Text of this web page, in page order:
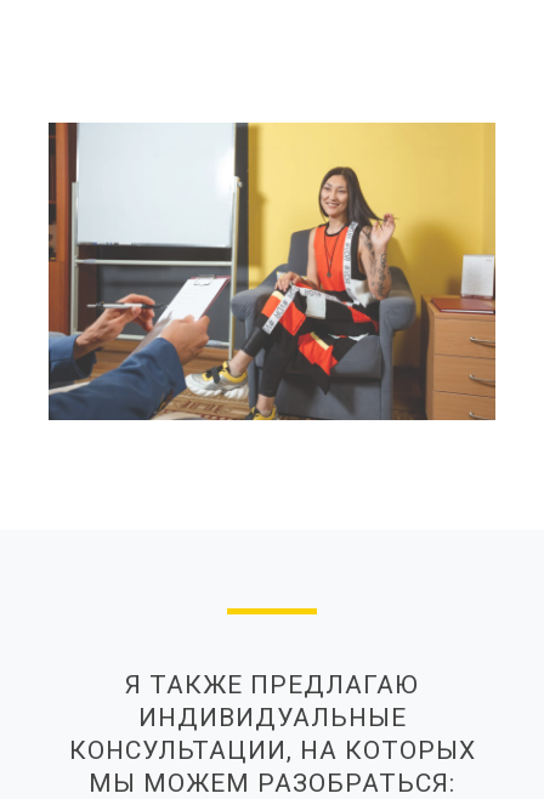
Я ТАКЖЕ ПРЕДЛАГАЮ
ИНДИВИДУАЛЬНЫЕ
КОНСУЛЬТАЦИИ, НА КОТОРЫХ
МЫ МОЖЕМ РАЗОБРАТЬСЯ: